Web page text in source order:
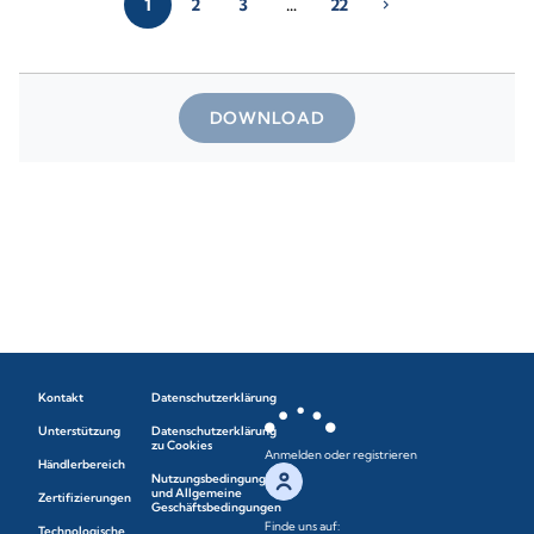
1 2 3 … 22 chevron_right
DOWNLOAD
Kontakt
Unterstützung
Händlerbereich
Zertifizierungen
Datenschutzerklärung
Datenschutzerklärung
zu Cookies
Nutzungsbedingungen
und Allgemeine
Geschäftsbedingungen
Anmelden oder registrieren
Finde uns auf: